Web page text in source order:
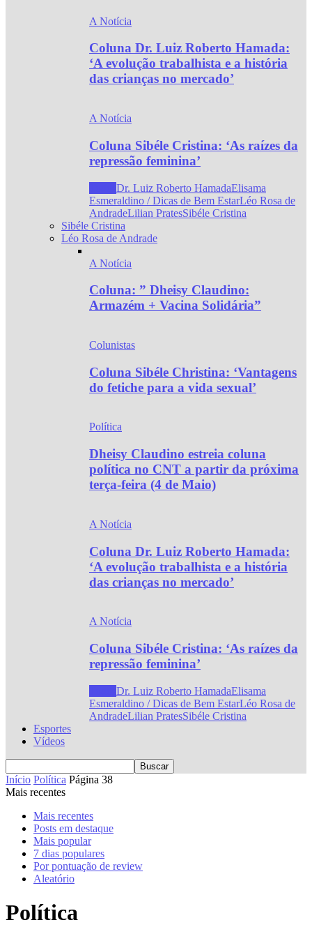
A Notícia
Coluna Dr. Luiz Roberto Hamada:
‘A evolução trabalhista e a história
das crianças no mercado’
A Notícia
Coluna Sibéle Cristina: ‘As raízes da
repressão feminina’
Dr. Luiz Roberto HamadaElisama
Esmeraldino / Dicas de Bem EstarLéo Rosa de
AndradeLilian PratesSibéle Cristina
Sibéle Cristina
Léo Rosa de Andrade
A Notícia
Coluna: ” Dheisy Claudino:
Armazém + Vacina Solidária”
Colunistas
Coluna Sibéle Christina: ‘Vantagens
do fetiche para a vida sexual’
Política
Dheisy Claudino estreia coluna
política no CNT a partir da próxima
terça-feira (4 de Maio)
A Notícia
Coluna Dr. Luiz Roberto Hamada:
‘A evolução trabalhista e a história
das crianças no mercado’
A Notícia
Coluna Sibéle Cristina: ‘As raízes da
repressão feminina’
Dr. Luiz Roberto HamadaElisama
Esmeraldino / Dicas de Bem EstarLéo Rosa de
AndradeLilian PratesSibéle Cristina
Esportes
Vídeos
Início Política Página 38
Mais recentes
Mais recentes
Posts em destaque
Mais popular
7 dias populares
Por pontuação de review
Aleatório
Política